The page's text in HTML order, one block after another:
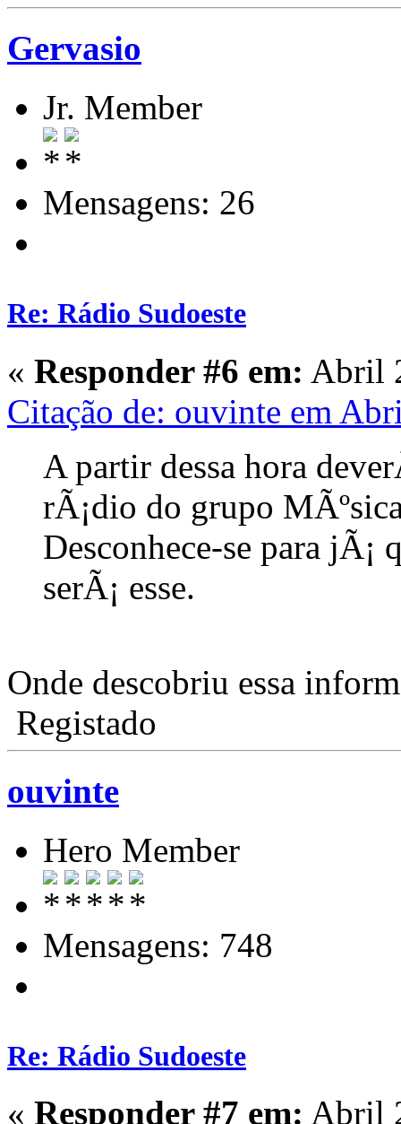
Gervasio
Jr. Member
Mensagens: 26
Re: Rádio Sudoeste
« Responder #6 em: Abril
Citação de: ouvinte em
A partir dessa hora
rÃ¡dio do grupo
Desconhece-se para jÃ¡
serÃ¡ esse.
Onde descobriu essa
Registado
ouvinte
Hero Member
Mensagens: 748
Re: Rádio Sudoeste
« Responder #7 em: Abril